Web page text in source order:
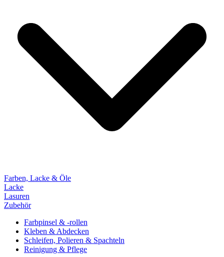
Farben, Lacke & Öle
Lacke
Lasuren
Zubehör
Farbpinsel & -rollen
Kleben & Abdecken
Schleifen, Polieren & Spachteln
Reinigung & Pflege